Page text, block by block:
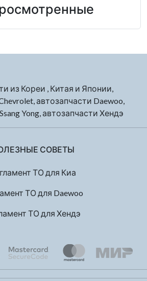
из Кореи , Китая и Японии,
автозапчасти Daewoo,
Yong, автозапчасти Хендэ
СОВЕТЫ
ТО для Киа
ТО для Daewoo
ТО для Хендэ